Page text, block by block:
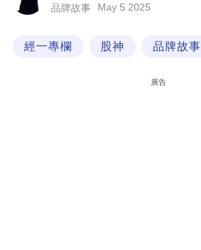
科
品牌故事 May 5 2025
經一專欄 股神 品牌故事
廣告